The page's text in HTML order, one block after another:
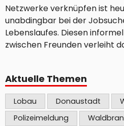
Netzwerke verknüpfen ist
unabdingbar bei der
Lebenslaufes. Diesen
zwischen Freunden verleiht
Kontakten in eine lukrative
Beteiligten. Die Plattform
Recruiting. Nutzerinnen und
Netzwerk passende Stellen
Aktuelle Themen
Lobau Donaustadt
Polizeimeldung